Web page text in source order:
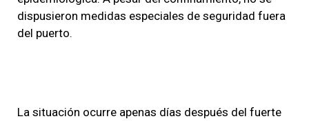
dispusieron medidas especiales de seguridad fuera
del puerto.
La situación ocurre apenas días después del fuerte